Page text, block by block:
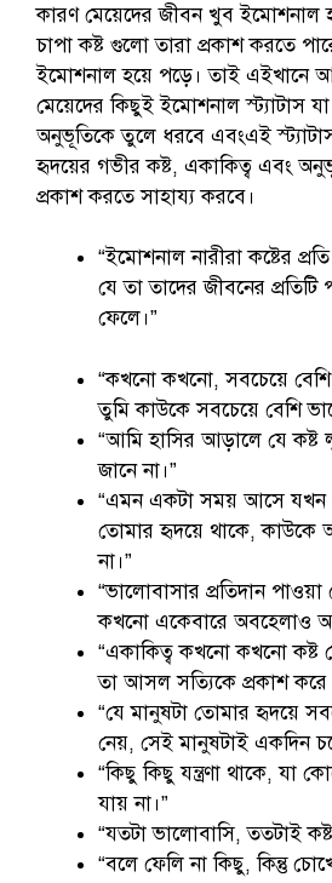
কারণ মেয়েদের জীবন খুব ইমোশনাল
চাপা কষ্ট গুলো তারা প্রকাশ করতে
ইমোশনাল হয়ে পড়ে। তাই এইখানে
মেয়েদের কিছুই ইমোশনাল স্ট্যাটাস
অনুভূতিকে তুলে ধরবে এবংএই
হৃদয়ের গভীর কষ্ট, একাকিত্ব এবং
প্রকাশ করতে সাহায্য করবে।
“ইমোশনাল নারীরা কষ্টের
যে তা তাদের জীবনের প্রতিটি
ফেলে।”
“কখনো কখনো, সবচেয়ে
তুমি কাউকে সবচেয়ে বেশি
“আমি হাসির আড়ালে যে কষ্ট
জানে না।”
“এমন একটা সময় আসে যখন
তোমার হৃদয়ে থাকে, কাউকে
না।”
“ভালোবাসার প্রতিদান
কখনো একেবারে অবহেলাও
“একাকিত্ব কখনো কখনো কষ্ট
তা আসল সত্যিকে প্রকাশ করে
“যে মানুষটা তোমার হৃদয়ে
নেয়, সেই মানুষটাই একদিন
“কিছু কিছু যন্ত্রণা থাকে, যা
যায় না।”
“যতটা ভালোবাসি, ততটাই
“বলে ফেলি না কিছু, কিন্তু